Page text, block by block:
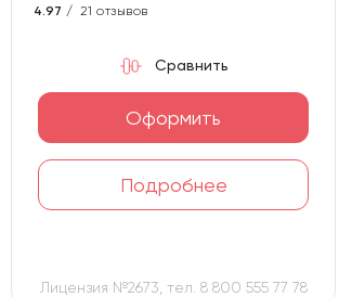
4.97 / 21 отзывов
Оформить
Подробнее
Сравнить
Лицензия №2673, тел. 8 800 555 77 78